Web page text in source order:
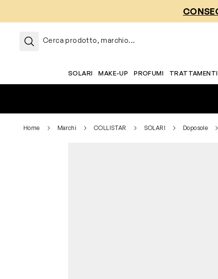
Cerca prodotto, marchio...
SOLARI MAKE-UP PROFUMI
Home Marchi COLLISTAR SOLARI Doposole